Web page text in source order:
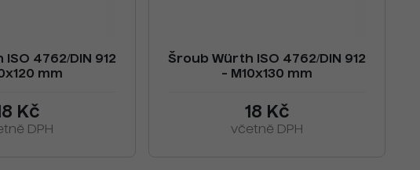
4762/DIN 912
mm
Kč
DPH
Šroub Würth ISO 4762/DIN 912
- M10x130 mm
18 Kč
včetně DPH